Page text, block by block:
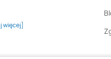
więcej]